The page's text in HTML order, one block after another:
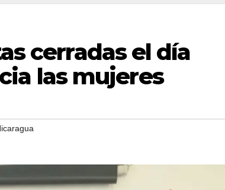
cerradas el día
las mujeres